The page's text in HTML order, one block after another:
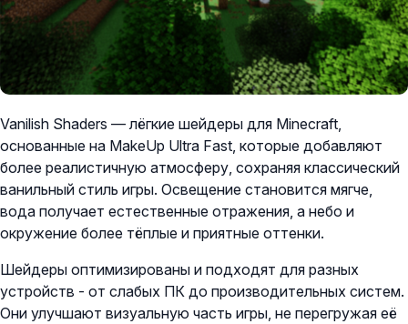
Vanilish Shaders — лёгкие шейдеры для Minecraft,
основанные на MakeUp Ultra Fast, которые добавляют
более реалистичную атмосферу, сохраняя классический
ванильный стиль игры. Освещение становится мягче,
вода получает естественные отражения, а небо и
окружение более тёплые и приятные оттенки.
Шейдеры оптимизированы и подходят для разных
устройств - от слабых ПК до производительных систем.
Они улучшают визуальную часть игры, не перегружая её